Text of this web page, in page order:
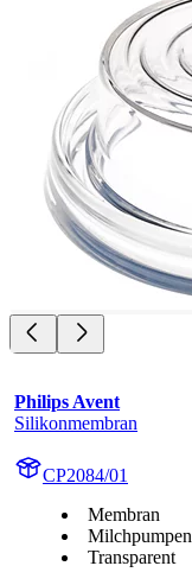
Philips Avent
Silikonmembran
CP2084/01
Membran
Milchpumpen
Transparent